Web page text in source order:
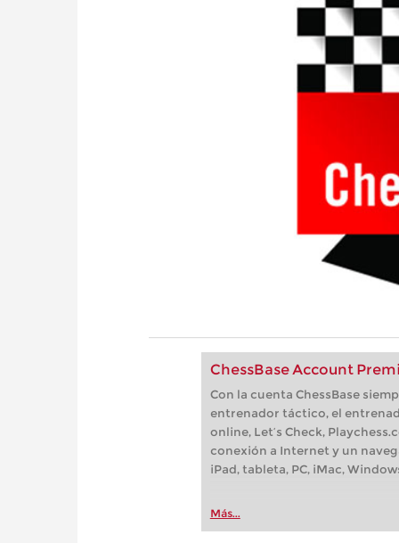
ChessBase Account
Con la cuenta ChessBase
entrenador táctico, el
online, Let’s Check,
conexión a Internet y un
iPad, tableta, PC, iMac,
Más...